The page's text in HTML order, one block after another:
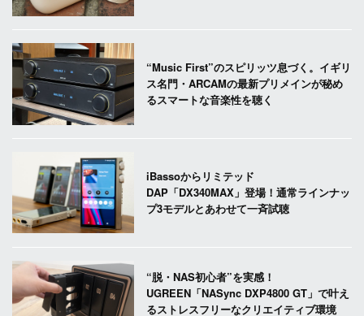
“Music First”のスピリッツ息づく。イギリ
ス名門・ARCAMの最新プリメインが秘め
るスマートな音楽性を聴く
iBassoからリミテッド
DAP「DX340MAX」登場！通常ラインナッ
プ3モデルとあわせて一斉試聴
“脱・NAS初心者”を実感！
UGREEN「NASync DXP4800 GT」で叶え
るストレスフリーなクリエイティブ環境